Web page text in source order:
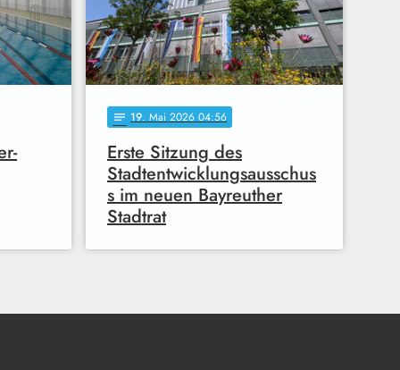
notes 19. Mai 2026 04:56
Erste Sitzung des
Stadtentwicklungsausschus
s im neuen Bayreuther
Stadtrat